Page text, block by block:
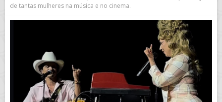
de tantas mulheres na música e no cinema.